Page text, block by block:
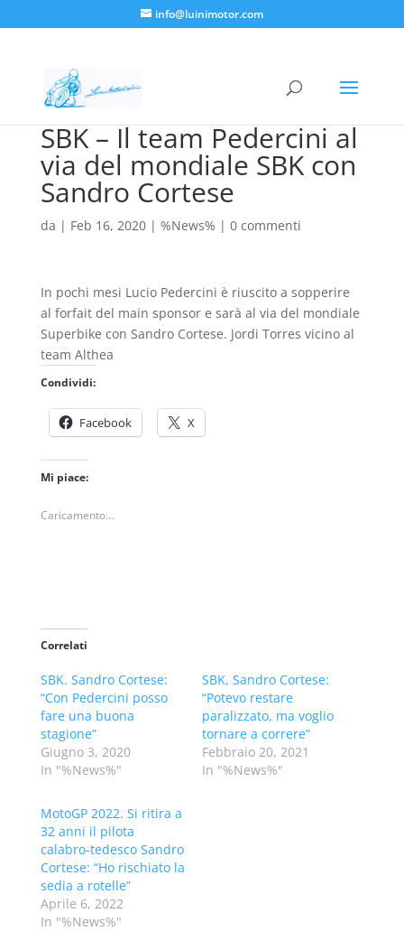
info@luinimotor.com
SBK – Il team Pedercini al
via del mondiale SBK con
Sandro Cortese
da | Feb 16, 2020| %News% | 0 commenti
In pochi mesi Lucio Pedercini è riuscito a sopperire
al forfait del main sponsor e sarà al via del mondiale
Superbike con Sandro Cortese. Jordi Torres vicino al
team Althea
Condividi:
Facebook X
Mi piace:
Caricamento...
Correlati
SBK. Sandro Cortese:
“Con Pedercini posso
fare una buona
stagione”
Giugno 3, 2020
In "%News%"
SBK, Sandro Cortese:
“Potevo restare
paralizzato, ma voglio
tornare a correre”
Febbraio 20, 2021
In "%News%"
MotoGP 2022. Si ritira a
32 anni il pilota
calabro-tedesco Sandro
Cortese: “Ho rischiato la
sedia a rotelle”
Aprile 6, 2022
In "%News%"